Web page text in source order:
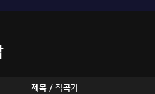
제목 / 작곡가